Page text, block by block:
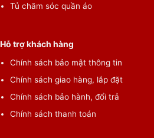
Tủ chăm sóc quần áo
Hỗ trợ khách hàng
Chính sách bảo mật thông tin
Chính sách giao hàng, lắp đặt
Chính sách bảo hành, đổi trả
Chính sách thanh toán